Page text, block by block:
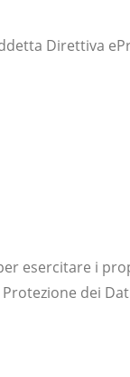
Direttiva
esercitare i
dei